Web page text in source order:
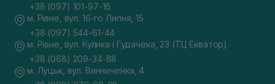
+38 (097) 101-97-16
м. Рівне, вул. 16-го Липня, 15
+38 (097) 544-61-44
м. Рівне, вул. Кулика і Гудачека, 23 (ТЦ Екватор)
+38 (068) 209-34-88
м. Луцьк, вул. Винниченка, 4